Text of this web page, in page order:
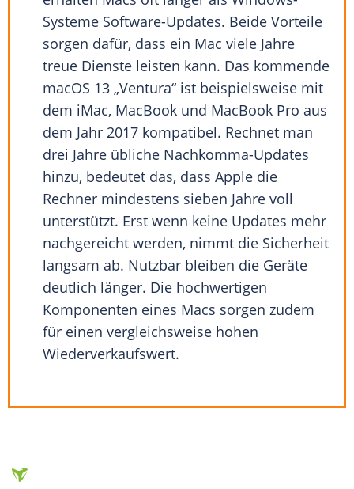
Systeme Software-Updates. Beide Vorteile
sorgen dafür, dass ein Mac viele Jahre
treue Dienste leisten kann. Das kommende
macOS 13 „Ventura“ ist beispielsweise mit
dem iMac, MacBook und MacBook Pro aus
dem Jahr 2017 kompatibel. Rechnet man
drei Jahre übliche Nachkomma-Updates
hinzu, bedeutet das, dass Apple die
Rechner mindestens sieben Jahre voll
unterstützt. Erst wenn keine Updates mehr
nachgereicht werden, nimmt die Sicherheit
langsam ab. Nutzbar bleiben die Geräte
deutlich länger. Die hochwertigen
Komponenten eines Macs sorgen zudem
für einen vergleichsweise hohen
Wiederverkaufswert.